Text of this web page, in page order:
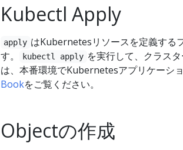
Kubectl Apply
apply はKubernetesリソースを定義する
す。
kubectl apply を実行して、クラス
は、本番環境でKubernetesアプリケーシ
Bookをご覧ください。
Objectの作成